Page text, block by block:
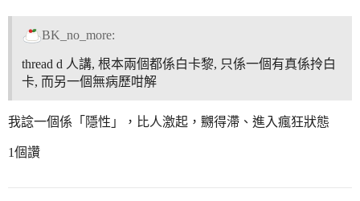
BK_no_more:
thread d 人講, 根本兩個都係白卡黎, 只係一個有真係拎白
卡, 而另一個無病歷咁解
我諗一個係「隱性」，比人激起，嬲得滯、進入瘋狂狀態
1個讚